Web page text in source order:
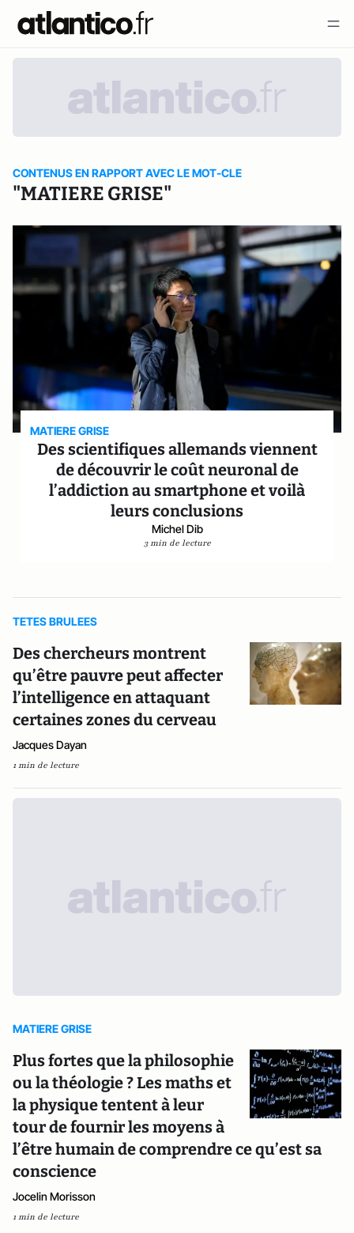
CONTENUS EN RAPPORT AVEC LE MOT-CLE
"MATIERE GRISE"
MATIERE GRISE
Des scientifiques allemands viennent
de découvrir le coût neuronal de
l’addiction au smartphone et voilà
leurs conclusions
Michel Dib
3 min de lecture
TETES BRULEES
Des chercheurs montrent
qu’être pauvre peut affecter
l’intelligence en attaquant
certaines zones du cerveau
Jacques Dayan
1 min de lecture
MATIERE GRISE
Plus fortes que la philosophie
ou la théologie ? Les maths et
la physique tentent à leur
tour de fournir les moyens à
l’être humain de comprendre ce qu’est sa
conscience
Jocelin Morisson
1 min de lecture